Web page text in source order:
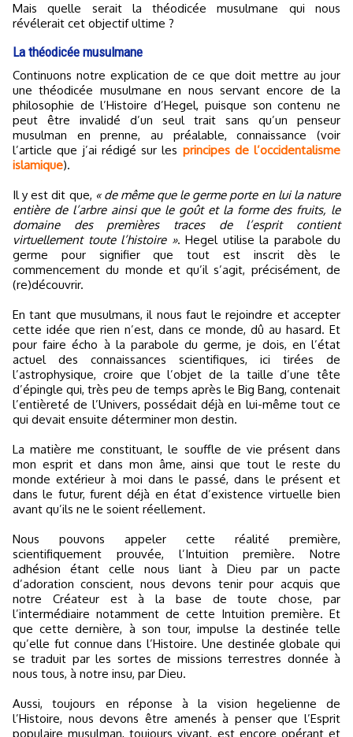
Mais quelle serait la théodicée musulmane qui nous
révélerait cet objectif ultime ?
La théodicée musulmane
Continuons notre explication de ce que doit mettre au jour
une théodicée musulmane en nous servant encore de la
philosophie de l’Histoire d’Hegel, puisque son contenu ne
peut être invalidé d’un seul trait sans qu’un penseur
musulman en prenne, au préalable, connaissance (voir
l’article que j’ai rédigé sur les principes de l’occidentalisme
islamique).
Il y est dit que, « de même que le germe porte en lui la nature
entière de l’arbre ainsi que le goût et la forme des fruits, le
domaine des premières traces de l’esprit contient
virtuellement toute l’histoire ». Hegel utilise la parabole du
germe pour signifier que tout est inscrit dès le
commencement du monde et qu’il s’agit, précisément, de
(re)découvrir.
En tant que musulmans, il nous faut le rejoindre et accepter
cette idée que rien n’est, dans ce monde, dû au hasard. Et
pour faire écho à la parabole du germe, je dois, en l’état
actuel des connaissances scientifiques, ici tirées de
l’astrophysique, croire que l’objet de la taille d’une tête
d’épingle qui, très peu de temps après le Big Bang, contenait
l’entièreté de l’Univers, possédait déjà en lui-même tout ce
qui devait ensuite déterminer mon destin.
La matière me constituant, le souffle de vie présent dans
mon esprit et dans mon âme, ainsi que tout le reste du
monde extérieur à moi dans le passé, dans le présent et
dans le futur, furent déjà en état d’existence virtuelle bien
avant qu’ils ne le soient réellement.
Nous pouvons appeler cette réalité première,
scientifiquement prouvée, l’Intuition première. Notre
adhésion étant celle nous liant à Dieu par un pacte
d’adoration conscient, nous devons tenir pour acquis que
notre Créateur est à la base de toute chose, par
l’intermédiaire notamment de cette Intuition première. Et
que cette dernière, à son tour, impulse la destinée telle
qu’elle fut connue dans l’Histoire. Une destinée globale qui
se traduit par les sortes de missions terrestres donnée à
nous tous, à notre insu, par Dieu.
Aussi, toujours en réponse à la vision hegelienne de
l’Histoire, nous devons être amenés à penser que l’Esprit
populaire musulman, toujours vivant, est encore opérant et